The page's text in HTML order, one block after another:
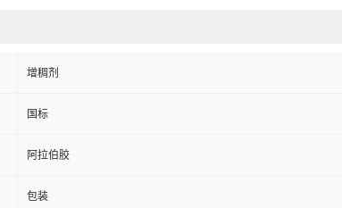
增稠剂
国标
阿拉伯胶
包装